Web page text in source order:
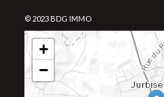
© 2023 BDG IMMO
+
−